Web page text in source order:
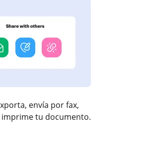
envía por fax,
imprime tu documento.